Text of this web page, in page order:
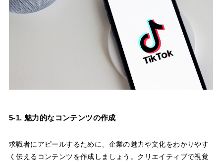
5-1. 魅力的なコンテンツの作成
求職者にアピールするために、企業の魅力や文化をわかりやす
く伝えるコンテンツを作成しましょう。クリエイティブで視覚